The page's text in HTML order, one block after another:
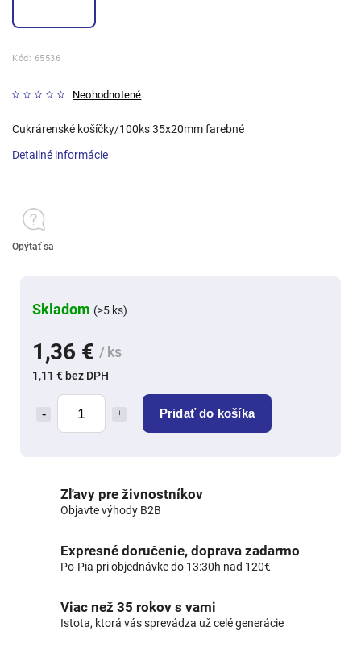
Kód: 65536
Neohodnotené
1,36 € / ks
1,11 € bez DPH
Pridať do košíka
Skladom (>5 ks)
Cukrárenské košíčky/100ks 35x20mm farebné
Detailné informácie
Opýtať sa
Zľavy pre živnostníkov
Objavte výhody B2B
Expresné doručenie, doprava zadarmo
Po-Pia pri objednávke do 13:30h nad 120€
Viac než 35 rokov s vami
Istota, ktorá vás sprevádza už celé generácie